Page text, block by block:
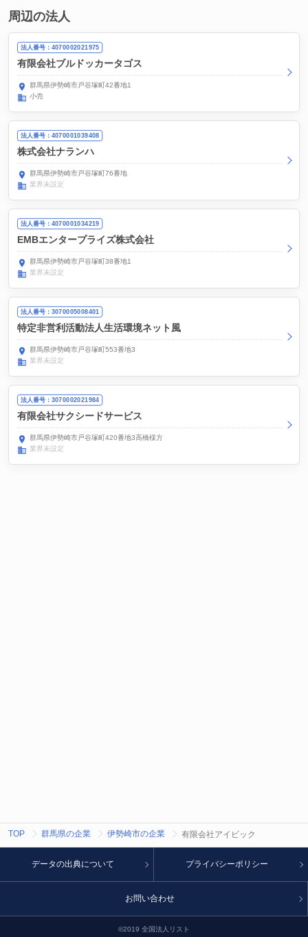
周辺の法人
法人番号：4070002021975
有限会社ブルドッカータゴス
群馬県伊勢崎市戸谷塚町42番地1
小売
法人番号：4070001039408
株式会社ナランハ
群馬県伊勢崎市戸谷塚町76番地
業界未設定
法人番号：4070001034219
EMBエンタープライズ株式会社
群馬県伊勢崎市戸谷塚町38番地1
業界未設定
法人番号：3070005008401
特定非営利活動法人生活環境ネット風
群馬県伊勢崎市戸谷塚町553番地3
業界未設定
法人番号：3070002021984
有限会社サクシードサービス
群馬県伊勢崎市戸谷塚町420番地3高橋様方
業界未設定
TOP 群馬県の企業 伊勢崎市の企業 有限会社アイビック
©2019 全国法人リスト
データの出典について プライバシーポリシー
お問い合わせ